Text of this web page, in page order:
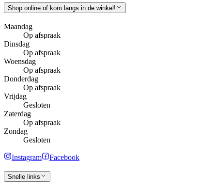
Shop online of kom langs in de winkel!
Maandag
Op afspraak
Dinsdag
Op afspraak
Woensdag
Op afspraak
Donderdag
Op afspraak
Vrijdag
Gesloten
Zaterdag
Op afspraak
Zondag
Gesloten
Instagram Facebook
Snelle links